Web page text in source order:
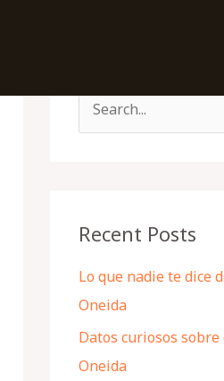
c
f
o
r
:
Recent Posts
Lo que nadie te dice
Oneida
Datos curiosos sobre
Oneida